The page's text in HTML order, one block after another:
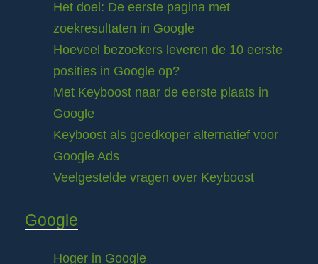
Het doel: De eerste pagina met
zoekresultaten in Google
Hoeveel bezoekers leveren de 10 eerste
posities in Google op?
Met Keyboost naar de eerste plaats in
Google
Keyboost als goedkoper alternatief voor
Google Ads
Veelgestelde vragen over Keyboost
Google
Hoger in Google